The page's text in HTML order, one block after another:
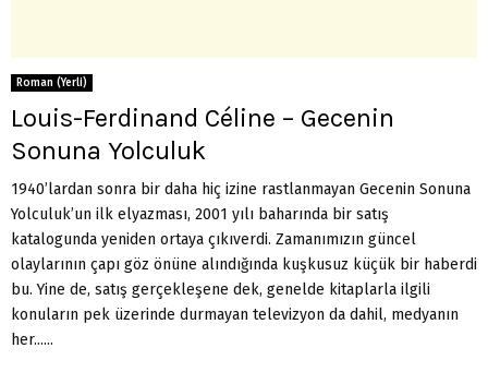
Roman (Yerli)
Louis-Ferdinand Céline – Gecenin
Sonuna Yolculuk
1940’lardan sonra bir daha hiç izine rastlanmayan Gecenin Sonuna
Yolculuk’un ilk elyazması, 2001 yılı baharında bir satış
katalogunda yeniden ortaya çıkıverdi. Zamanımızın güncel
olaylarının çapı göz önüne alındığında kuşkusuz küçük bir haberdi
bu. Yine de, satış gerçekleşene dek, genelde kitaplarla ilgili
konuların pek üzerinde durmayan televizyon da dahil, medyanın
her......